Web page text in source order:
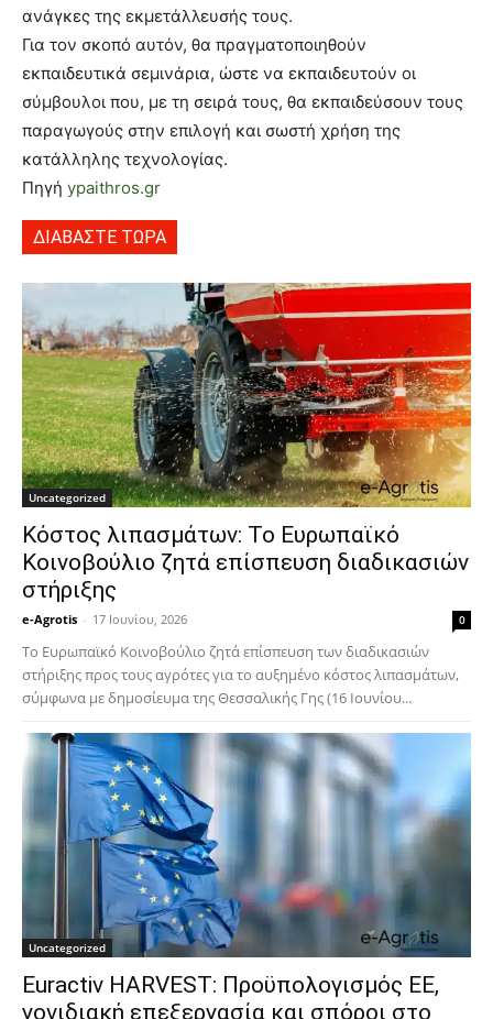
ανάγκες της εκμετάλλευσής τους.
Για τον σκοπό αυτόν, θα πραγματοποιηθούν
εκπαιδευτικά σεμινάρια, ώστε να εκπαιδευτούν οι
σύμβουλοι που, με τη σειρά τους, θα εκπαιδεύσουν τους
παραγωγούς στην επιλογή και σωστή χρήση της
κατάλληλης τεχνολογίας.
Πηγή ypaithros.gr
ΔΙΑΒΑΣΤΕ ΤΩΡΑ
Uncategorized
Κόστος λιπασμάτων: Το Ευρωπαϊκό
Κοινοβούλιο ζητά επίσπευση διαδικασιών
στήριξης
e-Agrotis - 17 Ιουνίου, 2026 0
Το Ευρωπαϊκό Κοινοβούλιο ζητά επίσπευση των διαδικασιών
στήριξης προς τους αγρότες για το αυξημένο κόστος λιπασμάτων,
σύμφωνα με δημοσίευμα της Θεσσαλικής Γης (16 Ιουνίου...
Uncategorized
Euractiv HARVEST: Προϋπολογισμός ΕΕ,
γονιδιακή επεξεργασία και σπόροι στο